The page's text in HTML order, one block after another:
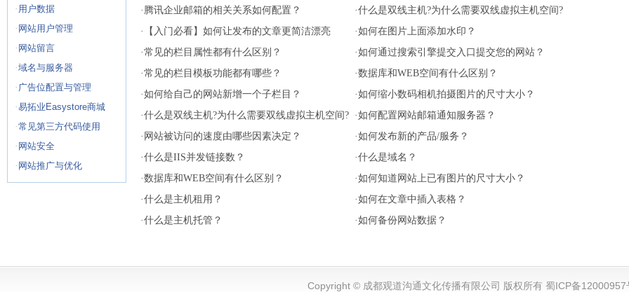
· 用户数据
· 网站用户管理
· 网站留言
·域名与服务器
· 广告位配置与管理
·易拓业Easystore商城
·常见第三方代码使用
· 网站安全
· 网站推广与优化
速地缩小尺寸与文件大小
· 腾讯企业邮箱的相关关系如何配置？
·
【入门必看】如何让发布的文章更简洁漂亮
·常见的栏目属性都有什么区别？
·常见的栏目模板功能都有哪些？
·如何给自己的网站新增一个子栏目？
·什么是双线主机?为什么需要双线虚拟主机空间?
· 网站被访问的速度由哪些因素决定？
·什么是IIS并发链接数？
·数据库和WEB空间有什么区别？
·什么是主机租用？
·什么是主机托管？
·什么是双线主机?为什么需要双线虚拟主机空间?
·如何在图片上面添加水印？
·如何通过搜索引擎提交入口提交您的网站？
·数据库和WEB空间有什么区别？
·如何缩小数码相机拍摄图片的尺寸大小？
·如何配置网站邮箱通知服务器？
·如何发布新的产品/服务？
·什么是域名？
·如何知道网站上已有图片的尺寸大小？
·如何在文章中插入表格？
·如何备份网站数据？
Copyright © 成都观道沟通文化传播有限公司 版权所有 蜀ICP备12000957